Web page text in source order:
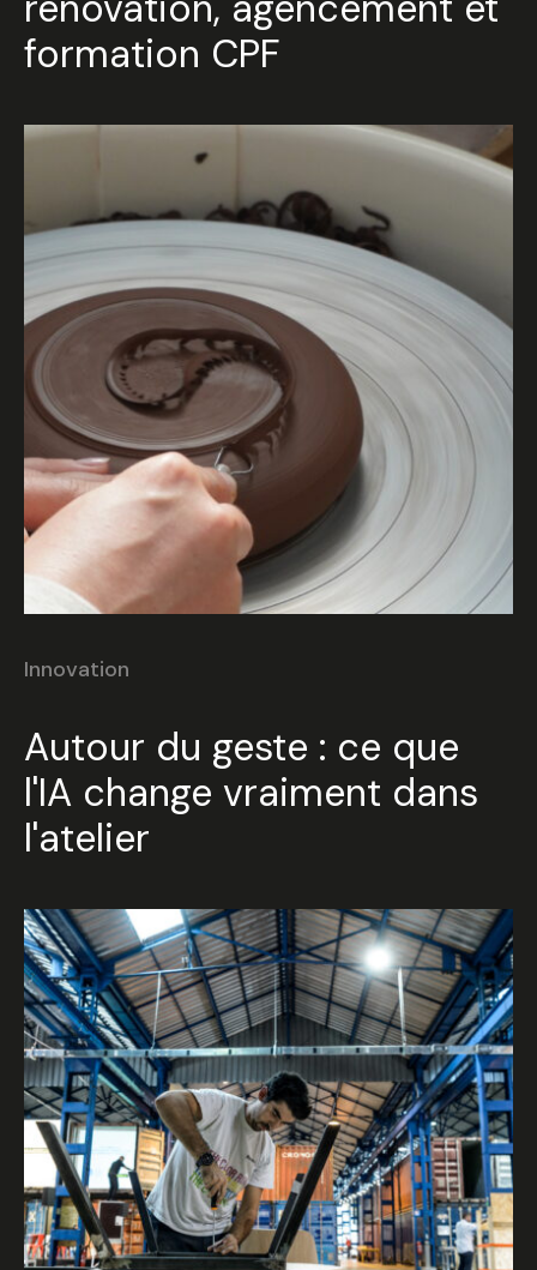
formation CPF
Innovation
Autour du geste : ce que
l'IA change vraiment dans
l'atelier